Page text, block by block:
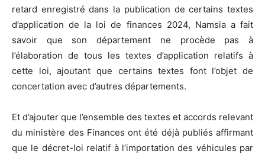
retard enregistré dans la publication de certains textes
d’application de la loi de finances 2024, Namsia a fait
savoir que son département ne procède pas à
l’élaboration de tous les textes d’application relatifs à
cette loi, ajoutant que certains textes font l’objet de
concertation avec d’autres départements.
Et d’ajouter que l’ensemble des textes et accords relevant
du ministère des Finances ont été déjà publiés affirmant
que le décret-loi relatif à l’importation des véhicules par